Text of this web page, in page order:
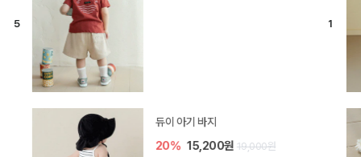
브렌 아기 블라우스 세트
30% 28,700원 41,000원